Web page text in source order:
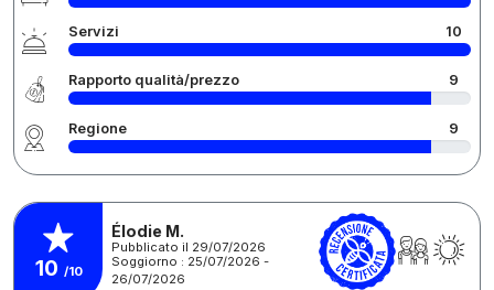
Servizi 10
Rapporto qualità/prezzo 9
Regione 9
10 /10
Élodie M.
Pubblicato il 29/07/2026
Soggiorno : 25/07/2026 -
26/07/2026